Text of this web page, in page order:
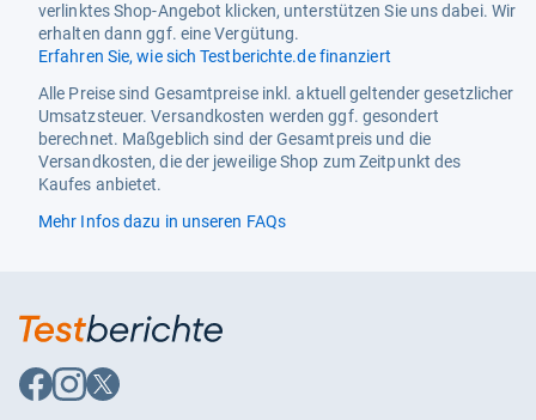
verlinktes Shop-Angebot klicken, unterstützen Sie uns dabei. Wir
erhalten dann ggf. eine Vergütung.
Erfahren Sie, wie sich Testberichte.de finanziert
Alle Preise sind Gesamtpreise inkl. aktuell geltender gesetzlicher
Umsatzsteuer. Versandkosten werden ggf. gesondert
berechnet. Maßgeblich sind der Gesamtpreis und die
Versandkosten, die der jeweilige Shop zum Zeitpunkt des
Kaufes anbietet.
Mehr Infos dazu in unseren FAQs
Auf
Facebook
Auf
Instagram
Auf
X